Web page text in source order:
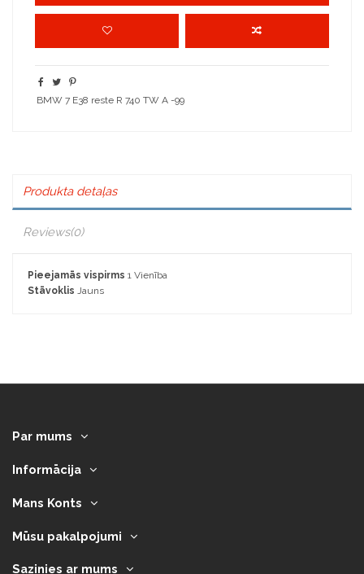
BMW 7 E38 reste R 740 TW A -99
Produkta detaļas
Reviews(0)
Pieejamās vispirms 1 Vienība
Stāvoklis Jauns
Par mums
Informācija
Mans Konts
Mūsu pakalpojumi
Sazinies ar mums